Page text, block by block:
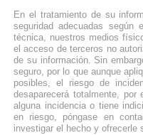
En el tratamiento de su
seguridad adecuadas
técnica, nuestros medios
el acceso de terceros no
de su información. Sin
seguro, por lo que aunque
posibles, el riesgo de
desaparecerá totalmente,
alguna incidencia o tiene
en riesgo, póngase en
investigar el hecho y ofrecerle